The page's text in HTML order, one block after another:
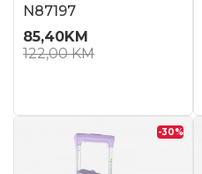
N87197
85,40KM
122,00KM
-30%